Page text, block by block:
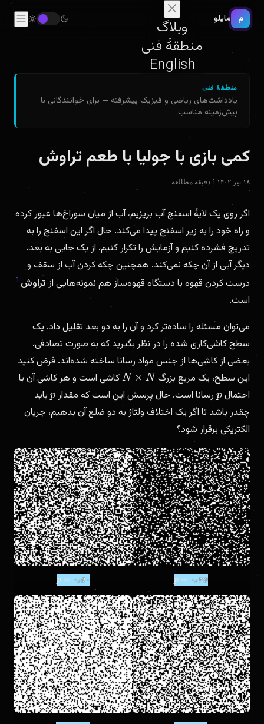
م مایلو
وبلاگ
منطقهٔ فنی
English
منطقهٔ فنی
یادداشت‌های ریاضی و فیزیک پیشرفته — برای خوانندگانی با
پیش‌زمینه مناسب.
کمی بازی با جولیا با طعم تراوش
۱۸ تیر ۱۴۰۲ ·1 دقیقه مطالعه
اگر روی یک لایهٔ اسفنج آب بریزیم، آب از میان سوراخ‌ها عبور کرده
و راه خود را به زیر اسفنج پیدا می‌کند. حال اگر این اسفنج را به
تدریج فشرده کنیم و آزمایش را تکرار کنیم، از یک جایی به بعد،
دیگر آبی از آن چکه نمی‌کند. همچنین چکه کردن آب از سقف و
درست کردن قهوه با دستگاه قهوه‌ساز هم نمونه‌هایی از تراوش1
است.
می‌توان مسئله را ساده‌تر کرد و آن را به دو بعد تقلیل داد. یک
سطح کاشی‌کاری شده را در نظر بگیرید که به صورت تصادفی،
بعضی از کاشی‌ها از جنس مواد رسانا ساخته شده‌اند. فرض کنید
این سطح، یک مربع بزرگ
N× N
کاشی است و هر کاشی آن با
احتمالpرسانا است. حال پرسش این است که مقدارpباید
چقدر باشد تا اگر یک اختلاف ولتاژ به دو ضلع آن بدهیم، جریان
الکتریکی برقرار شود؟
۰٫۲۵ p=۰٫ ۲۵ ۰٫۵۰ p=۰٫ ۵۰